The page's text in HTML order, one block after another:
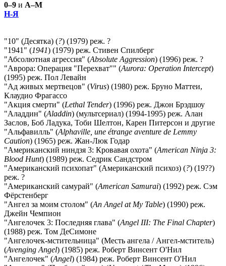
0–9 и А–М
Н-Я
"10" (Десятка) (?) (1979) реж. ?
"1941" (1941) (1979) реж. Стивен Спилберг
"Абсолютная агрессия" (Absolute Aggression) (1996) реж. ?
"Аврора: Операция "Перехват"" (Aurora: Operation Intercept)
(1995) реж. Пол Левайн
"Ад живых мертвецов" (Virus) (1980) реж. Бруно Маттеи,
Клаудио Фрагассо
"Акция смерти" (Lethal Tender) (1996) реж. Джон Брэдшоу
"Аладдин" (Aladdin) (мультсериал) (1994-1995) реж. Алан
Заслов, Боб Ладука, Тоби Шелтон, Карен Питерсон и другие
"Альфавилль" (Alphaville, une étrange aventure de Lemmy
Caution) (1965) реж. Жан-Люк Годар
"Американский ниндзя 3: Кровавая охота" (American Ninja 3:
Blood Hunt) (1989) реж. Седрик Сандстром
"Американский психопат" (Американский психоз) (?) (19??)
реж. ?
"Американский самурай" (American Samurai) (1992) реж. Сэм
Фёрстенберг
"Ангел за моим столом" (An Angel at My Table) (1990) реж.
Джейн Чемпион
"Ангелочек 3: Последняя глава" (Angel III: The Final Chapter)
(1988) реж. Том ДеСимоне
"Ангелочек-мстительница" (Месть ангела / Ангел-мститель)
(Avenging Angel) (1985) реж. Роберт Винсент О'Нил
"Ангелочек" (Angel) (1984) реж. Роберт Винсент О'Нил